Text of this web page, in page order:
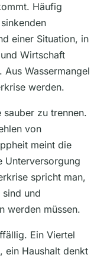
Häufig
einer Situation, in
Wirtschaft
Wassermangel
werden.
zu trennen.
von
meint die
Unterversorgung
spricht man,
und
werden müssen.
Ein Viertel
ein Haushalt denkt